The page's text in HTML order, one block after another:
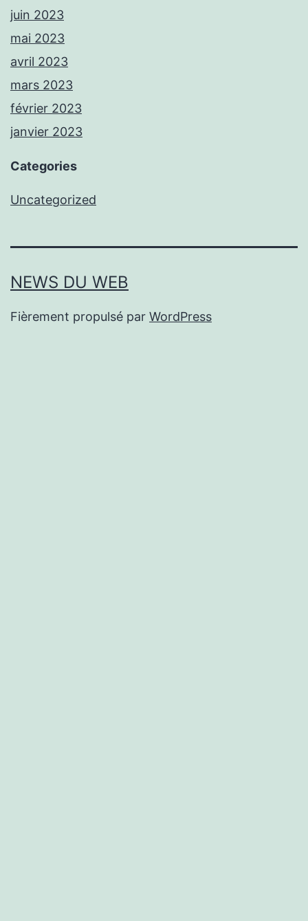
juin 2023
mai 2023
avril 2023
mars 2023
février 2023
janvier 2023
Categories
Uncategorized
NEWS DU WEB
Fièrement propulsé par WordPress